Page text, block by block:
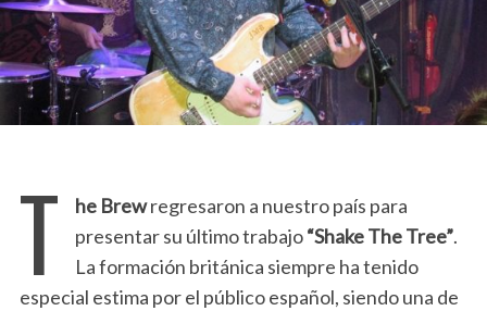
T he Brewregresaron a nuestro país para
presentar su último trabajo“Shake The Tree”.
La formación británica siempre ha tenido
especial estima por el público español, siendo una de